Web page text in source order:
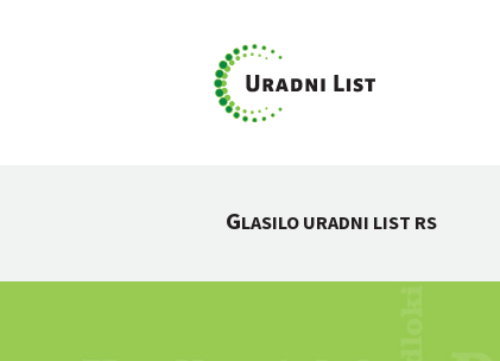
GLASILO URADNI LIST RS